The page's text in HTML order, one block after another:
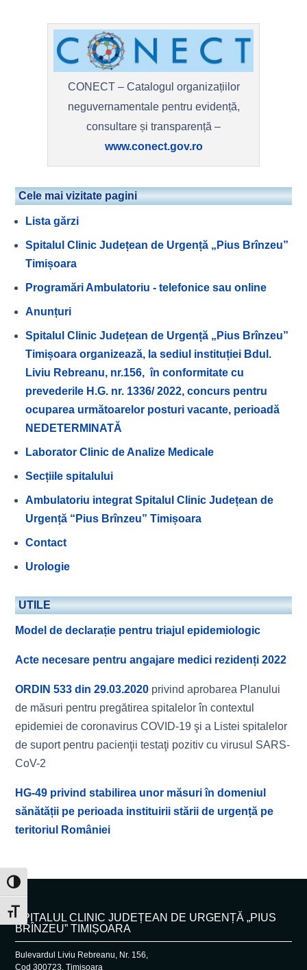
Toggle High Contrast
Toggle Font size
CONECT – Catalogul organizațiilor
neguvernamentale pentru evidență,
consultare și transparență –
www.conect.gov.ro
Cele mai vizitate pagini
Lista gărzi
Spitalul Clinic Județean de Urgență „Pius Brînzeu”
Timișoara
Programări Ambulatoriu - telefonice sau online
Anunțuri
Spitalul Clinic Județean de Urgență „Pius Brînzeu”
Timișoara organizează, la sediul instituției Bdul.
Liviu Rebreanu, nr.156, în conformitate cu
prevederile H.G. nr. 1336/ 2022, concurs pentru
ocuparea următoarelor posturi vacante, perioadă
NEDETERMINATĂ
Laborator Clinic de Analize Medicale
Secțiile spitalului
Ambulatoriu integrat Spitalul Clinic Județean de
Urgență “Pius Brînzeu” Timișoara
Contact
Urologie
UTILE
Model de declarație pentru triajul epidemiologic
Acte necesare pentru angajare medici rezidenți 2022
ORDIN 533 din 29.03.2020 privind aprobarea Planului
de măsuri pentru pregătirea spitalelor în contextul
epidemiei de coronavirus COVID-19 şi a Listei spitalelor
de suport pentru pacienţii testaţi pozitiv cu virusul SARS-
CoV-2
HG-49 privind stabilirea unor măsuri în domeniul
sănătății pe perioada instituirii stării de urgență pe
teritoriul României
SPITALUL CLINIC JUDEȚEAN DE URGENȚĂ „PIUS
BRÎNZEU” TIMIȘOARA
Bulevardul Liviu Rebreanu, Nr. 156,
Cod 300723, Timișoara